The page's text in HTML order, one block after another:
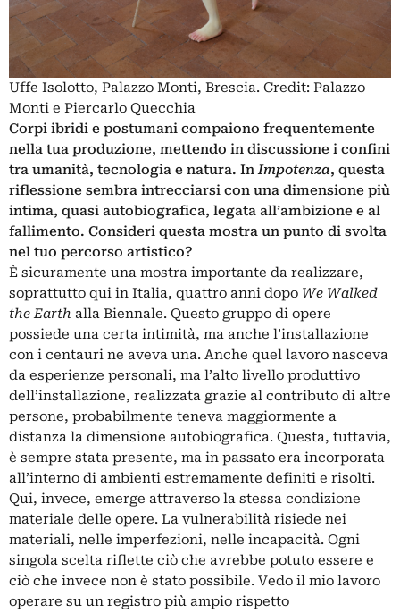
Uffe Isolotto, Palazzo Monti, Brescia. Credit: Palazzo
Monti e Piercarlo Quecchia
Corpi ibridi e postumani compaiono frequentemente
nella tua produzione, mettendo in discussione i confini
tra umanità, tecnologia e natura. InImpotenza, questa
riflessione sembra intrecciarsi con una dimensione più
intima, quasi autobiografica, legata all’ambizione e al
fallimento. Consideri questa mostra un punto di svolta
nel tuo percorso artistico?
È sicuramente una mostra importante da realizzare,
soprattutto qui in Italia, quattro anni dopo We Walked
the Earth alla Biennale. Questo gruppo di opere
possiede una certa intimità, ma anche l’installazione
con i centauri ne aveva una. Anche quel lavoro nasceva
da esperienze personali, ma l’alto livello produttivo
dell’installazione, realizzata grazie al contributo di altre
persone, probabilmente teneva maggiormente a
distanza la dimensione autobiografica. Questa, tuttavia,
è sempre stata presente, ma in passato era incorporata
all’interno di ambienti estremamente definiti e risolti.
Qui, invece, emerge attraverso la stessa condizione
materiale delle opere. La vulnerabilità risiede nei
materiali, nelle imperfezioni, nelle incapacità. Ogni
singola scelta riflette ciò che avrebbe potuto essere e
ciò che invece non è stato possibile. Vedo il mio lavoro
operare su un registro più ampio rispetto